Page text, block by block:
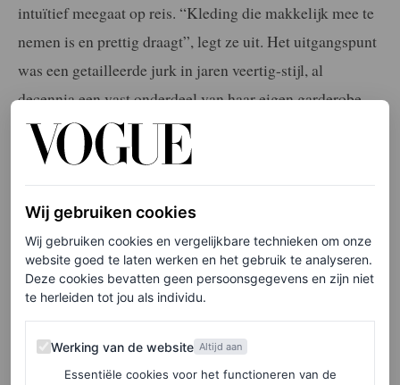
intuïtief meegaat op reis. “Kleding die makkelijk mee te
nemen is en prettig draagt”, legt ze uit. Het uitgangspunt
was een getailleerde jurk in jaren veertig-stijl, al
decennia een vast onderdeel van haar eigen garderobe.
“Toen Nicolas zei: ‘Waarom maak je geen jurken?’,
klonk dat als muziek in mijn oren”, vertelt ze. Van
daaruit ontstond een lijn met truien, cardigans en
natuurlijk de soepele zijden pyjama’s die inmiddels
synoniem zijn met Coddingtons persoonlijke stijl.
De tekst gaat verder onder de afbeelding.
Wij gebruiken cookies
Wij gebruiken cookies en vergelijkbare technieken om onze
website goed te laten werken en het gebruik te analyseren.
Deze cookies bevatten geen persoonsgegevens en zijn niet
te herleiden tot jou als individu.
Werking van de website
Werking van de website Altijd aan
Essentiële cookies voor het functioneren van de